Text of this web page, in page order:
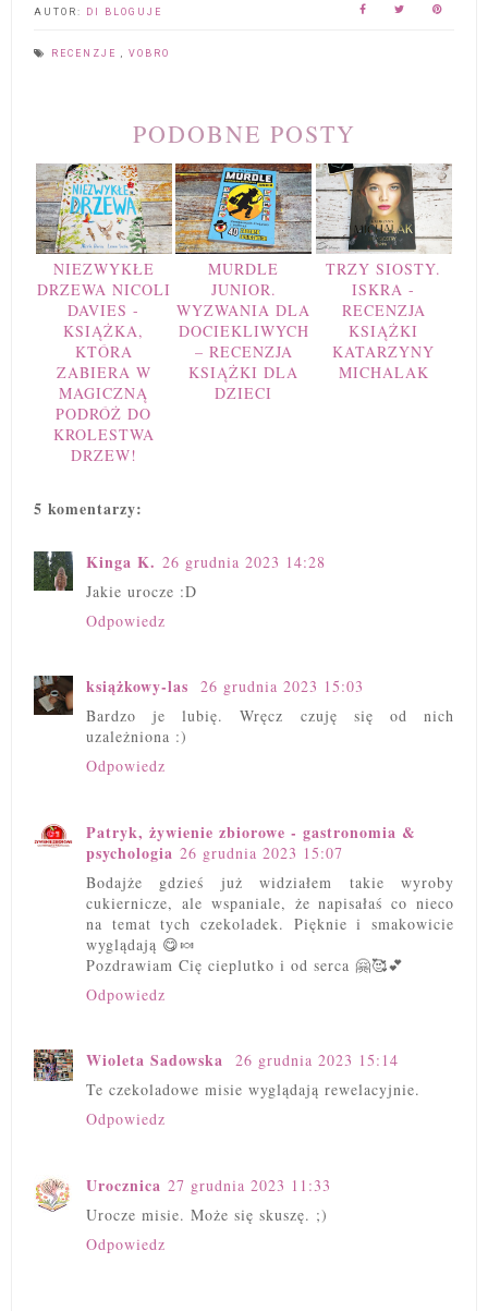
AUTOR: DI BLOGUJE
RECENZJE VOBRO
PODOBNE POSTY
NIEZWYKŁE
DRZEWA NICOLI
DAVIES -
KSIĄŻKA,
KTÓRA
ZABIERA W
MAGICZNĄ
PODRÓŻ DO
KROLESTWA
DRZEW!
MURDLE
JUNIOR.
WYZWANIA DLA
DOCIEKLIWYCH
– RECENZJA
KSIĄŻKI DLA
DZIECI
TRZY SIOSTY.
ISKRA -
RECENZJA
KSIĄŻKI
KATARZYNY
MICHALAK
5 komentarzy:
Kinga K. 26 grudnia 2023 14:28
Jakie urocze :D
Odpowiedz
książkowy-las
26 grudnia 2023 15:03
Bardzo je lubię. Wręcz czuję się od nich
uzależniona :)
Odpowiedz
Patryk, żywienie zbiorowe - gastronomia &
psychologia 26 grudnia 2023 15:07
Bodajże gdzieś już widziałem takie wyroby
cukiernicze, ale wspaniale, że napisałaś co nieco
na temat tych czekoladek. Pięknie i smakowicie
wyglądają 😋🍬
Pozdrawiam Cię cieplutko i od serca 🤗🥰💕
Odpowiedz
Wioleta Sadowska
26 grudnia 2023 15:14
Te czekoladowe misie wyglądają rewelacyjnie.
Odpowiedz
Urocznica 27 grudnia 2023 11:33
Urocze misie. Może się skuszę. ;)
Odpowiedz